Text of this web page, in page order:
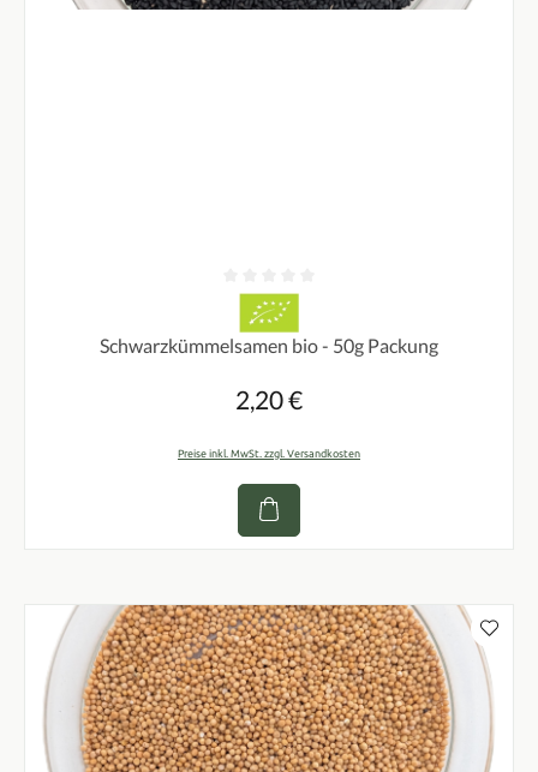
Durchschnittliche Bewertung von 0 von 5 Sternen
Schwarzkümmelsamen bio - 50g Packung
Regulärer Preis:
2,20 €
Preise inkl. MwSt. zzgl. Versandkosten